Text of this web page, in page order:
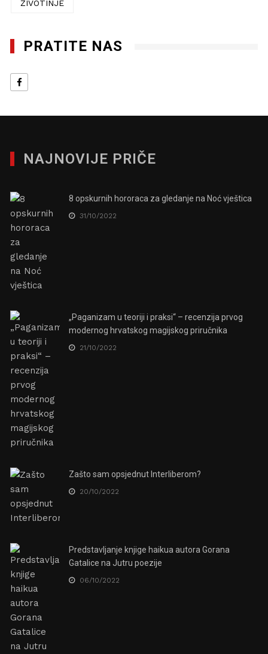
ŽIVOTINJE
PRATITE NAS
NAJNOVIJE PRIČE
8 opskurnih hororaca za gledanje na Noć vještica
31/10/2022
„Paganizam u teoriji i praksi“ – recenzija prvog
modernog hrvatskog magijskog priručnika
21/10/2022
Zašto sam opsjednut Interliberom?
20/10/2022
Predstavljanje knjige haikua autora Gorana
Gatalice na Jutru poezije
06/10/2022